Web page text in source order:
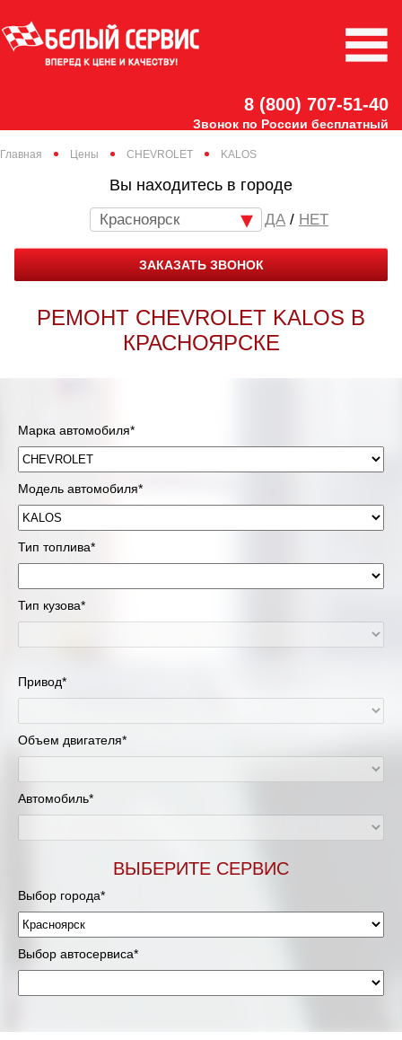
8 (800) 707-51-40
Звонок по России бесплатный
Главная Цены CHEVROLET KALOS
Вы находитесь в городе
Красноярск / НЕТ
ЗАКАЗАТЬ ЗВОНОК
РЕМОНТ CHEVROLET KALOS В
КРАСНОЯРСКЕ
Марка автомобиля*
Модель автомобиля*
Тип топлива*
Тип кузова*
Привод*
Объем двигателя*
Автомобиль*
ВЫБЕРИТЕ СЕРВИС
Выбор города*
Выбор автосервиса*